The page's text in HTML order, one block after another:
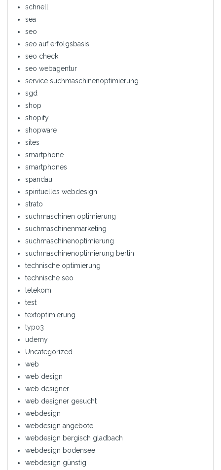
schnell
sea
seo
seo auf erfolgsbasis
seo check
seo webagentur
service suchmaschinenoptimierung
sgd
shop
shopify
shopware
sites
smartphone
smartphones
spandau
spirituelles webdesign
strato
suchmaschinen optimierung
suchmaschinenmarketing
suchmaschinenoptimierung
suchmaschinenoptimierung berlin
technische optimierung
technische seo
telekom
test
textoptimierung
typo3
udemy
Uncategorized
web
web design
web designer
web designer gesucht
webdesign
webdesign angebote
webdesign bergisch gladbach
webdesign bodensee
webdesign günstig